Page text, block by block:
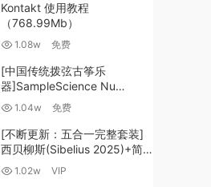
Kontakt 使用教程
（768.99Mb）
1.08w 免费
[中国传统拨弦古筝乐
器]SampleScience Nu
Guzheng v2.0 x64 VST
VST3 AU DECENT SAMPLER
[WiN, MacOSX]（158MB)
1.04w 免费
[不断更新：五合一完整套装]
西贝柳斯(Sibelius 2025)+简
谱插件V8+图片识别+音频识别
1.02w VIP